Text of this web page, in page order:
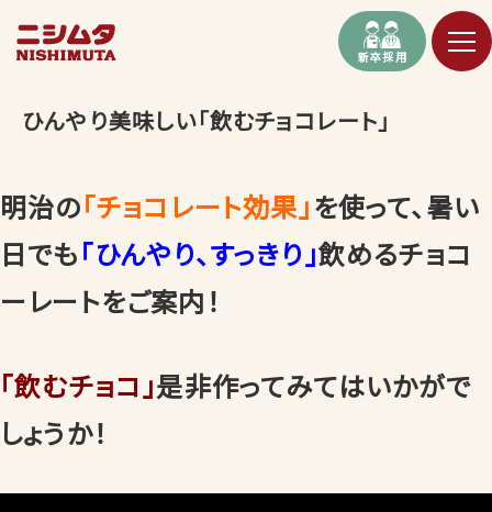
新卒採用
ひんやり美味しい「飲むチョコレート」
明治の「チョコレート効果」を使って、暑い
日でも「ひんやり、すっきり」飲めるチョコ
ーレートをご案内！
「飲むチョコ」是非作ってみてはいかがで
しょうか！